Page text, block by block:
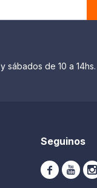
sábados de 10 a 14hs.
Seguinos
  